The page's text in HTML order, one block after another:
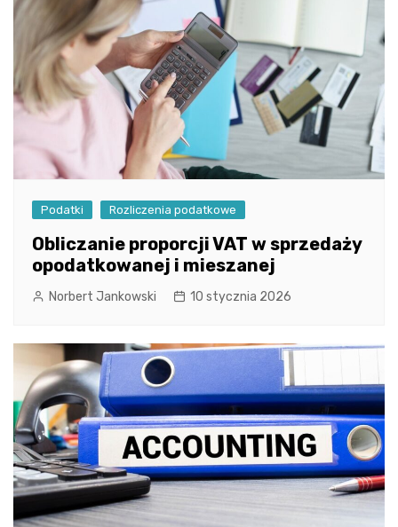
Podatki Rozliczenia podatkowe
Obliczanie proporcji VAT w sprzedaży
opodatkowanej i mieszanej
Norbert Jankowski 10 stycznia 2026